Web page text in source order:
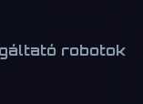
robotok